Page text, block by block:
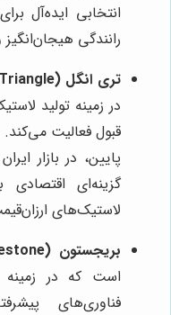
انتخابی ایده‌آل
رانندگی
تری انگل (Triangle):
در زمینه تولید
قبول فعالیت
پایین، در بازار
گزینه‌ای
لاستیک‌های
بریجستون (Bridgestone):
است که در زمینه
فناوری‌های